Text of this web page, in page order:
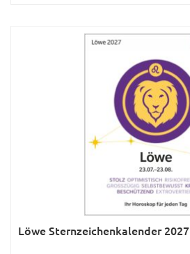
Löwe Sternzeichenkalender 2027